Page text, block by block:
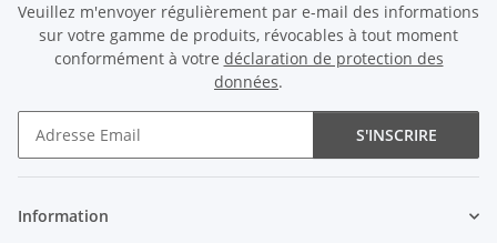
Veuillez m'envoyer régulièrement par e-mail des informations
sur votre gamme de produits, révocables à tout moment
conformément à votre déclaration de protection des
données.
S'INSCRIRE
Information